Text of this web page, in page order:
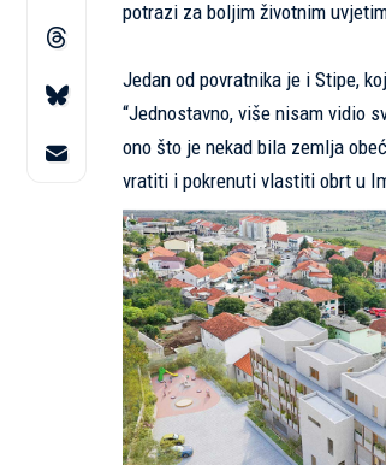
potrazi za boljim životnim
Jedan od povratnika je i Stipe,
“Jednostavno, više nisam vidio
ono što je nekad bila zemlja
vratiti i pokrenuti vlastiti obrt u